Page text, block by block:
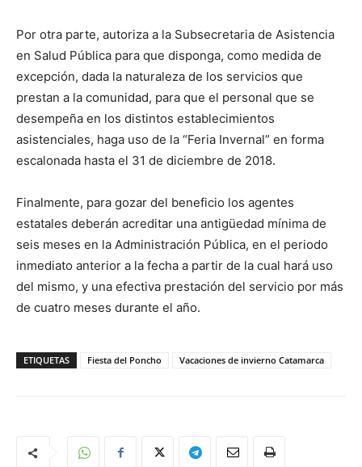
Por otra parte, autoriza a la Subsecretaria de Asistencia
en Salud Pública para que disponga, como medida de
excepción, dada la naturaleza de los servicios que
prestan a la comunidad, para que el personal que se
desempeña en los distintos establecimientos
asistenciales, haga uso de la “Feria Invernal” en forma
escalonada hasta el 31 de diciembre de 2018.
Finalmente, para gozar del beneficio los agentes
estatales deberán acreditar una antigüedad mínima de
seis meses en la Administración Pública, en el periodo
inmediato anterior a la fecha a partir de la cual hará uso
del mismo, y una efectiva prestación del servicio por más
de cuatro meses durante el año.
ETIQUETAS Fiesta del Poncho Vacaciones de invierno Catamarca